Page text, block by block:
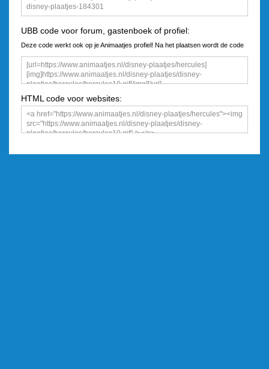
UBB code voor forum, gastenboek of profiel:
Deze code werkt ook op je Animaatjes profiel! Na het plaatsen wordt de code
een plaatje
HTML code voor websites: